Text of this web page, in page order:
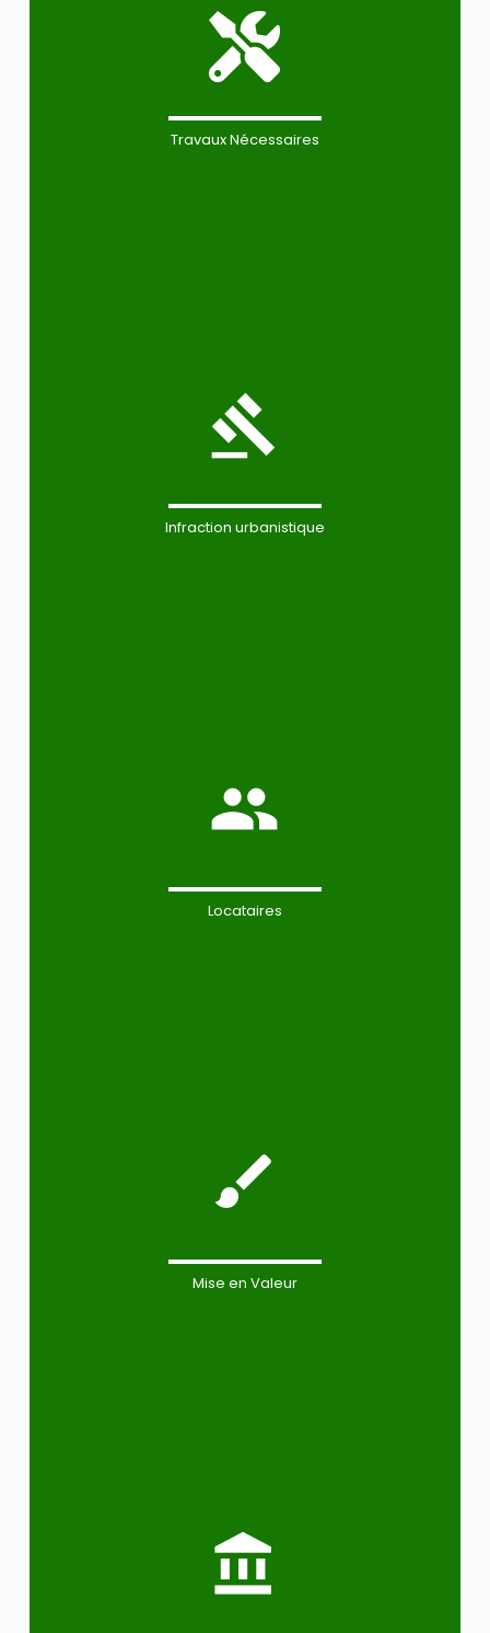
Travaux Nécessaires
Infraction urbanistique
Locataires
Mise en Valeur